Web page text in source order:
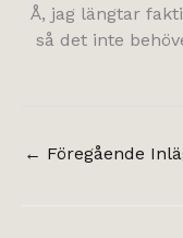
Å, jag längtar
så det inte
← Föregående